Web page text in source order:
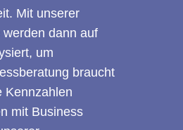
Mit unserer
dann auf
um
braucht
Kennzahlen
mit Business